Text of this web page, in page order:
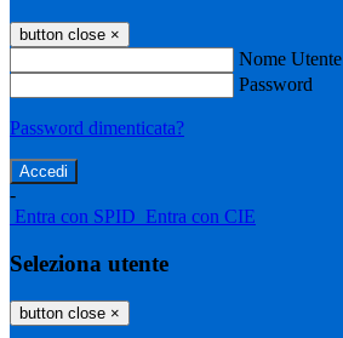
button close ×
Nome Utente
Password
Password dimenticata?
-
Entra con SPID Entra con CIE
Seleziona utente
button close ×